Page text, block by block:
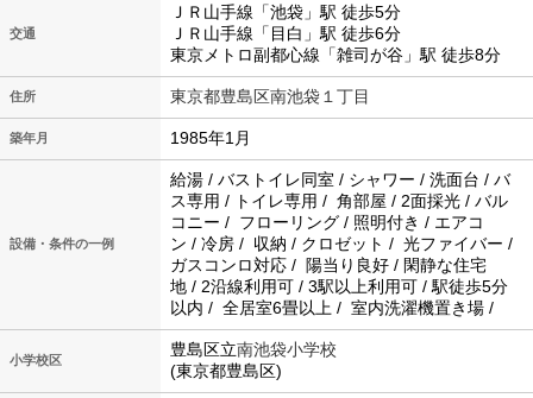
交通
ＪＲ山手線「池袋」駅 徒歩5分
ＪＲ山手線「目白」駅 徒歩6分
東京メトロ副都心線「雑司が谷」駅 徒歩8分
住所 東京都豊島区南池袋１丁目
築年月 1985年1月
設備・条件の一例
給湯 / バストイレ同室 / シャワー / 洗面台 / バ
ス専用 / トイレ専用 / 角部屋 / 2面採光 / バル
コニー / フローリング / 照明付き / エアコ
ン / 冷房 / 収納 / クロゼット / 光ファイバー /
ガスコンロ対応 / 陽当り良好 / 閑静な住宅
地 / 2沿線利用可 / 3駅以上利用可 / 駅徒歩5分
以内 / 全居室6畳以上 / 室内洗濯機置き場 /
小学校区
豊島区立南池袋小学校
(東京都豊島区)